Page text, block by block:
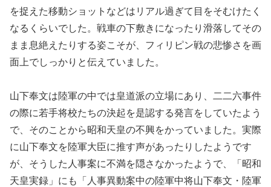
を捉えた移動ショットなどはリアル過ぎて目をそむけたく
なるくらいでした。戦車の下敷きになったり滑落してその
まま息絶えたりする姿こそが、フィリピン戦の悲惨さを画
面上でしっかりと伝えていました。
山下奉文は陸軍の中では皇道派の立場にあり、二二六事件
の際に若手将校たちの決起を是認する発言をしていたよう
で、そのことから昭和天皇の不興をかっていました。実際
に山下奉文を陸軍大臣に推す声があったりしたようです
が、そうした人事案に不満を隠さなかったようで、「昭和
天皇実録」にも「人事異動案中の陸軍中将山下奉文・陸軍